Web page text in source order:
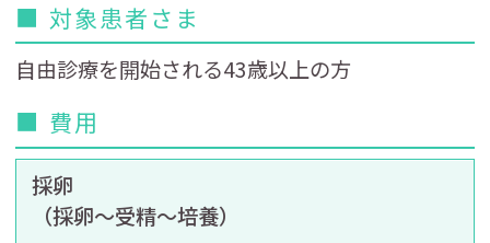
■ 対象患者さま
自由診療を開始される43歳以上の方
■ 費用
採卵
（採卵～受精～培養）